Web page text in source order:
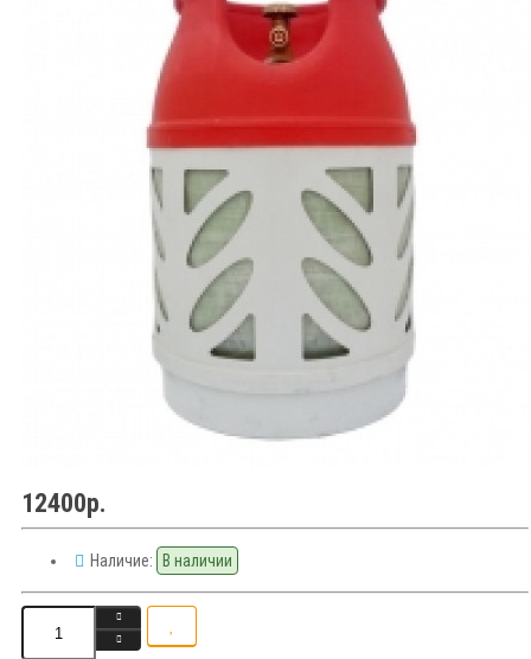
12400р.
Наличие: В наличии